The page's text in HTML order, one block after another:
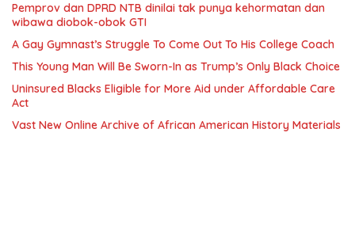
Pemprov dan DPRD NTB dinilai tak punya kehormatan dan
wibawa diobok-obok GTI
A Gay Gymnast’s Struggle To Come Out To His College Coach
This Young Man Will Be Sworn-In as Trump’s Only Black Choice
Uninsured Blacks Eligible for More Aid under Affordable Care
Act
Vast New Online Archive of African American History Materials